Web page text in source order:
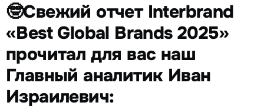
🤓Свежий отчет Interbrand
«Best Global Brands 2025»
прочитал для вас наш
Главный аналитик Иван
Израилевич: